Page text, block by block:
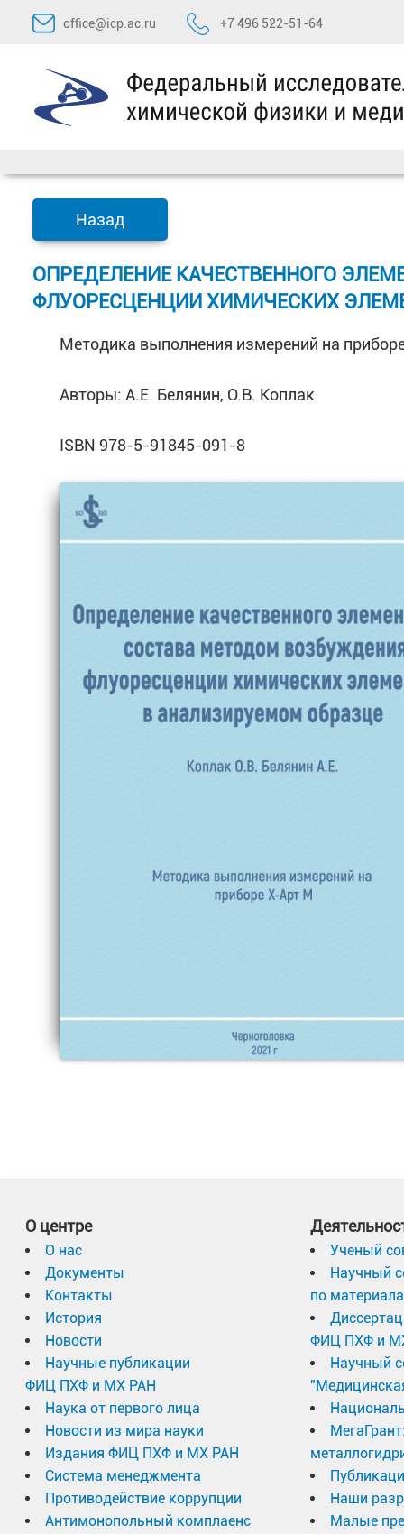
Перейти
содержимому
office@icp.ac.ru +7 496 522-51-64
Назад
ОПРЕДЕЛЕНИЕ КАЧЕСТВЕННОГО
ФЛУОРЕСЦЕНЦИИ ХИМИЧЕСКИХ
Методика выполнения измерений на
Авторы: А.Е. Белянин, О.В. Коплак
ISBN 978-5-91845-091-8
О центре
О нас
Документы
Контакты
История
Новости
Научные публикации
ФИЦ ПХФ и МХ РАН
Наука от первого лица
Новости из мира науки
Издания ФИЦ ПХФ и МХ РАН
Система менеджмента
Противодействие коррупции
Антимонопольный комплаенс
Ученый
Научный
по
ФИЦ ПХФ и
Научный
Наши
Малые